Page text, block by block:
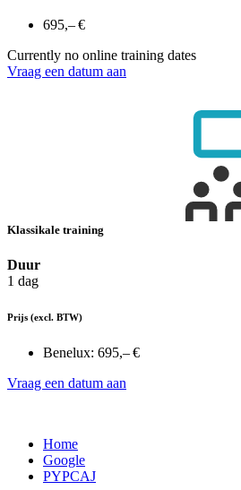
695,– €
Currently no online training dates
Vraag een datum aan
Klassikale training
Duur
1 dag
Prijs (excl. BTW)
Benelux: 695,– €
Vraag een datum aan
Home
Google
PYPCAJ